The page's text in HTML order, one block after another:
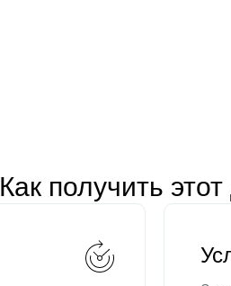
Как получить